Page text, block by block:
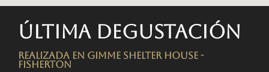
Última degustación
Realizada en Gimme Shelter House -
FISHERTON